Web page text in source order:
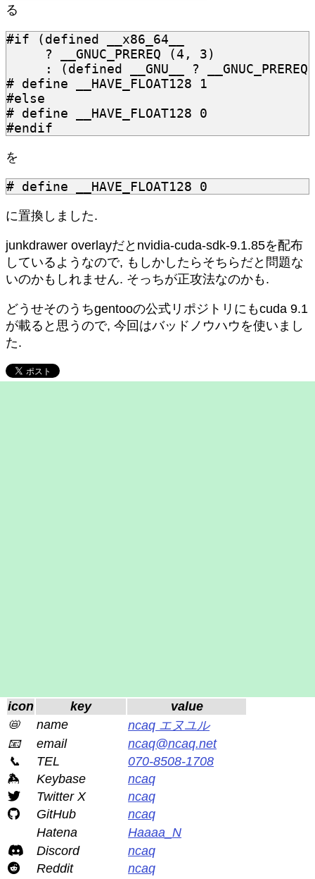
る
: (defined __GNU__ ?
# define __HAVE_FLOAT128 1
#else
# define __HAVE_FLOAT128 0
#endif
を
# define __HAVE_FLOAT128 0
に置換しました.
junkdrawer overlayだとnvidia-cuda-sdk-9.1.85を配布
しているようなので, もしかしたらそちらだと問題な
いのかもしれません. そっちが正攻法なのかも.
どうせそのうちgentooの公式リポジトリにもcuda 9.1
が載ると思うので, 今回はバッドノウハウを使いまし
た.
icon key
value
📛
name
ncaq エヌユル
📧
email
ncaq@ncaq.net
📞
TEL
070-8508-1708
Keybase
ncaq
Twitter X
ncaq
GitHub
ncaq
Hatena
Haaaa_N
Discord
ncaq
Reddit
ncaq